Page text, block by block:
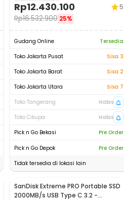
Rp12.430.100
Rp16.532.900 25%
5
Gudang Online
Tersedia
Toko Jakarta Pusat
Sisa 3
Toko Jakarta Barat
Sisa 2
Toko Jakarta Utara
Sisa 7
Toko Tangerang
Habis
Toko Cikupa
Habis
Pick n Go Bekasi
Pre Order
Pick n Go Depok
Pre Order
Tidak tersedia di lokasi lain
SanDisk Extreme PRO Portable SSD
2000MB/s USB Type C 3.2 -